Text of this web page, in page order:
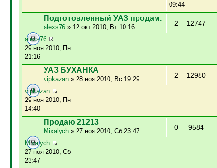
09:44
Подготовленный УАЗ продам.
alexs76» 12 окт 2010, Вт 10:16 2 12747
alexs76
29 ноя 2010, Пн
21:16
УАЗ БУХАНКА
vipkazan» 28 ноя 2010, Вс 19:29 2 12980
vipkazan
29 ноя 2010, Пн
14:40
Продаю 21213
Mixalych» 27 ноя 2010, Сб 23:47 0 9584
Mixalych
27 ноя 2010, Сб
23:47